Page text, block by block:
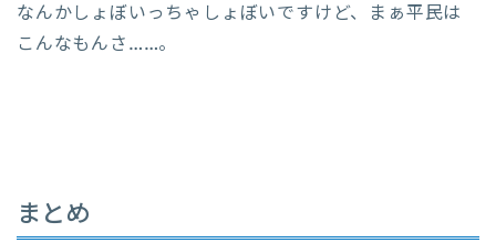
なんかしょぼいっちゃしょぼいですけど、まぁ平民は
こんなもんさ……。
まとめ